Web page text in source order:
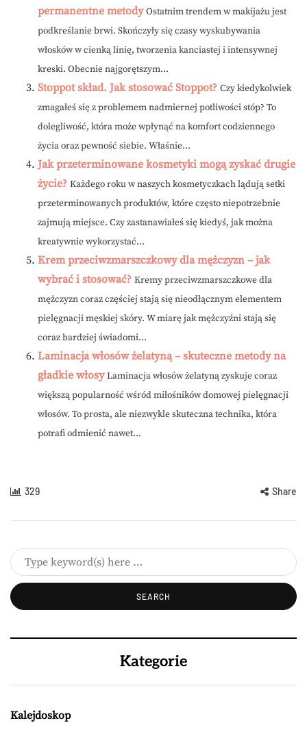
permanentne metody Ostatnim trendem w makijażu jest
podkreślanie brwi. Skończyły się czasy wyskubywania
włosków w cienką linię, tworzenia kanciastej i intensywnej
kreski. Obecnie najgorętszym...
Stoppot skład. Jak stosować Stoppot? Czy kiedykolwiek
zmagałeś się z problemem nadmiernej potliwości stóp? To
dolegliwość, która może wpłynąć na komfort codziennego
życia oraz pewność siebie. Właśnie...
Jak przeterminowane kosmetyki mogą zyskać drugie
życie? Każdego roku w naszych kosmetyczkach lądują setki
przeterminowanych produktów, które często niepotrzebnie
zajmują miejsce. Czy zastanawiałeś się kiedyś, jak można
kreatywnie wykorzystać...
Krem przeciwzmarszczkowy dla mężczyzn – jak
wybrać i stosować? Kremy przeciwzmarszczkowe dla
mężczyzn coraz częściej stają się nieodłącznym elementem
pielęgnacji męskiej skóry. W miarę jak mężczyźni stają się
coraz bardziej świadomi...
Laminacja włosów żelatyną – skuteczne metody na
gładkie włosy Laminacja włosów żelatyną zyskuje coraz
większą popularność wśród miłośników domowej pielęgnacji
włosów. To prosta, ale niezwykle skuteczna technika, która
potrafi odmienić nawet...
329 Share
Kategorie
Kalejdoskop